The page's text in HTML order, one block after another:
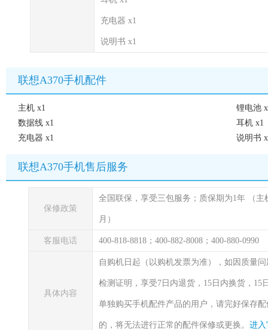
充电器 x1
说明书 x1
联想A370手机配件
主机 x1
锂电池
数据线 x1
耳机 x1
充电器 x1
说明书
联想A370手机售后服务
保修政策
全国联保，享受三包服务；质保期为1年 （
月）
客服电话 400-818-8818；400-882-8008；400-880-0990
具体内容
自购机日起（以购机发票为准），如因质量
检测证明，享受7日内退货，15日内换货，
单独购买手机配件产品的用户，请完好保存
的，将无法进行正常的配件保修或更换。 进入